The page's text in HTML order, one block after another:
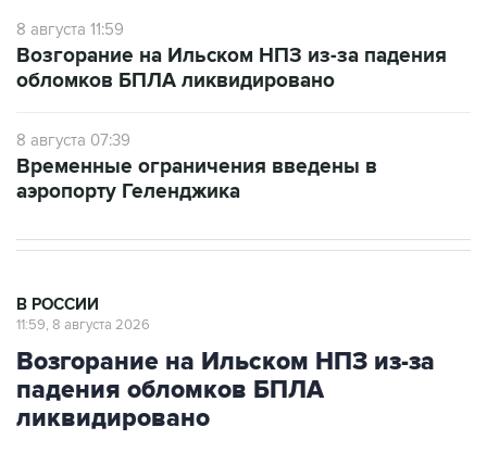
8 августа 11:59
Возгорание на Ильском НПЗ из-за падения
обломков БПЛА ликвидировано
8 августа 07:39
Временные ограничения введены в
аэропорту Геленджика
В РОССИИ
11:59, 8 августа 2026
Возгорание на Ильском НПЗ из-за
падения обломков БПЛА
ликвидировано